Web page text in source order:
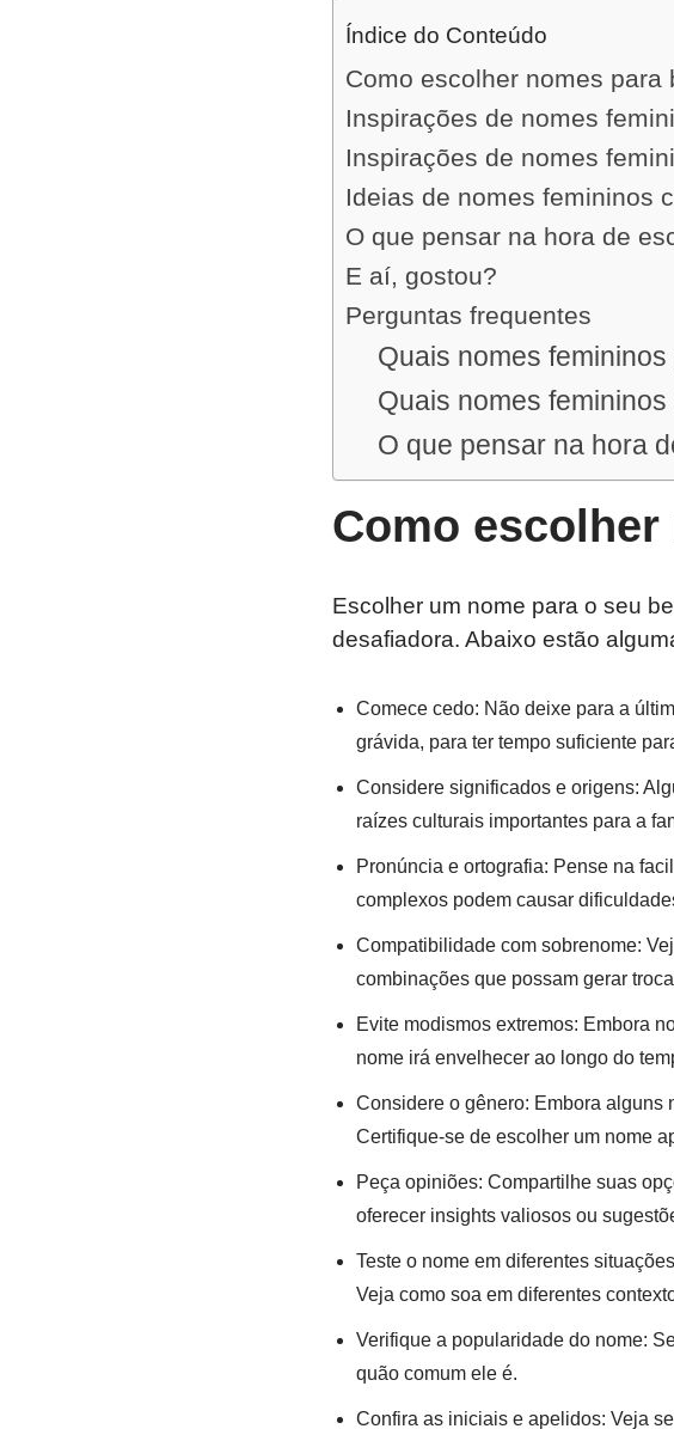
Índice do Conteúdo
Como escolher nomes para
Inspirações de nomes
Inspirações de nomes
Ideias de nomes femininos
O que pensar na hora de
E aí, gostou?
Perguntas frequentes
Quais nomes
Quais nomes
O que pensar na hora
Como escolher
Escolher um nome para o seu
desafiadora. Abaixo estão
Comece cedo: Não deixe para a
grávida, para ter tempo suficiente
Considere significados e origens:
raízes culturais importantes para a
Pronúncia e ortografia: Pense na
complexos podem causar
Compatibilidade com sobrenome:
combinações que possam gerar
Evite modismos extremos: Embora
nome irá envelhecer ao longo do
Considere o gênero: Embora alguns
Certifique-se de escolher um nome
Peça opiniões: Compartilhe suas
oferecer insights valiosos ou
Teste o nome em diferentes
Veja como soa em diferentes
Verifique a popularidade do nome:
quão comum ele é.
Confira as iniciais e apelidos: Veja